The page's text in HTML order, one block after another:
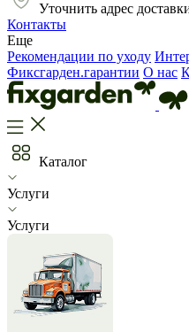
Уточнить адрес
Контакты
Еще
Рекомендации по уходу
Фиксгарден.гарантии О нас
Каталог
Услуги
Услуги